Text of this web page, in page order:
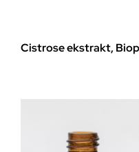
Cistrose ekstrakt,